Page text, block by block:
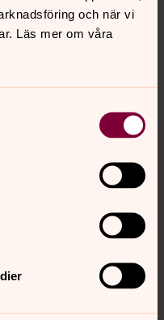
och när vi
Läs mer om våra